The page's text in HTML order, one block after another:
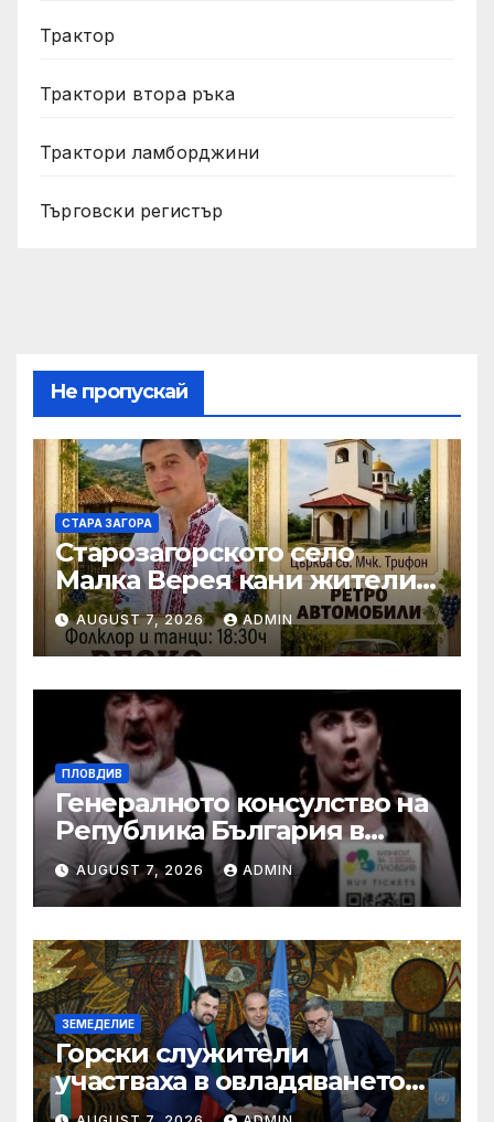
Трактор
Трактори втора ръка
Трактори ламборджини
Търговски регистър
Не пропускай
СТАРА ЗАГОРА
Старозагорското село
Малка Верея кани жители
и гости на традиционния
си събор
AUGUST 7, 2026 ADMIN
ПЛОВДИВ
Генералното консулство на
Република България в
Единбург посрещна екипа
на Театър „Хенд“ преди
историческия им дебют на
световния Edinburgh
Festival Fringe
AUGUST 7, 2026 ADMIN
ЗЕМЕДЕЛИЕ
Горски служители
участваха в овладяването
на близо 10 пожара на